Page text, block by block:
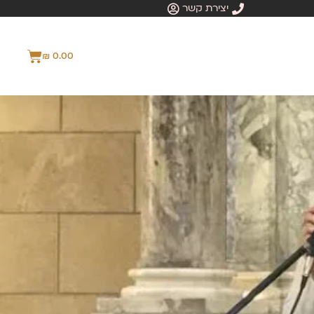
יצירת קשר
₪0.00